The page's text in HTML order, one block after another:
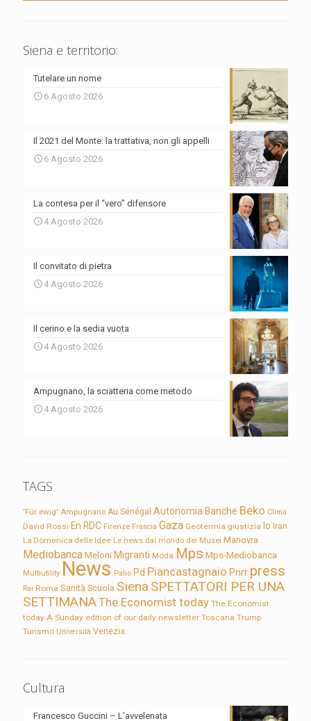
Siena e territorio:
Tutelare un nome
6 Agosto 2026
Il 2021 del Monte: la trattativa, non gli appelli
6 Agosto 2026
La contesa per il “vero” difensore
4 Agosto 2026
Il convitato di pietra
4 Agosto 2026
Il cerino e la sedia vuota
4 Agosto 2026
Ampugnano, la sciatteria come metodo
4 Agosto 2026
TAGS
'Für ewig' Ampugnano Au Sénégal Autonomia Banche Beko Clima
David Rossi En RDC Firenze Francia Gaza Geotermia giustizia Io Iran
La Domenica delle Idee Le news dal mondo dei Musei Manovra
Mediobanca Meloni Migranti Moda Mps Mps-Mediobanca
Multiutility News Palio Pd Piancastagnaio Pnrr press
Rai Roma Sanità Scuola Siena SPETTATORI PER UNA
SETTIMANAThe Economist today The Economist
today A Sunday edition of our daily newsletter Toscana Trump
Turismo Università Venezia
Cultura
Francesco Guccini – L’avvelenata